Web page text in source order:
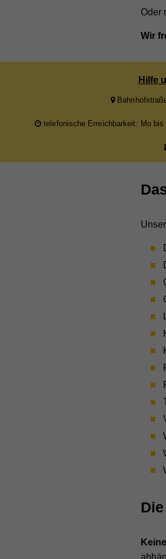
Oder
Wir
Hilfe
telefonische Erreichbarkeit: Mo
Unser